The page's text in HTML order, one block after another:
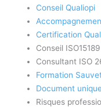
Conseil Qualiopi
Certification
Conseil ISO15189
Consultant ISO
Formation
Document
Risques